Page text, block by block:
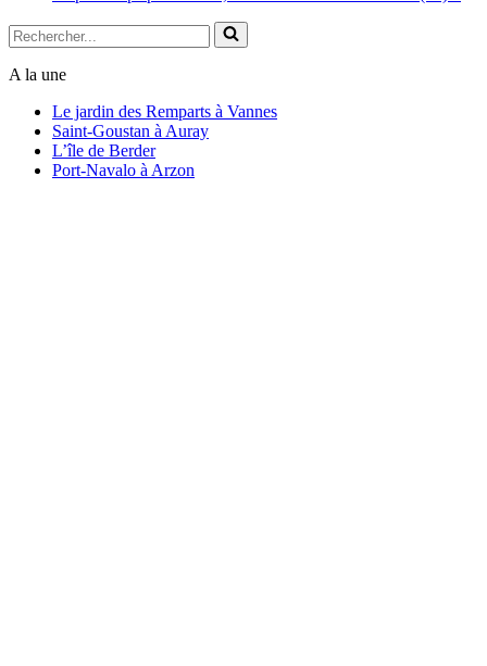
Rechercher...
A la une
Le jardin des Remparts à Vannes
Saint-Goustan à Auray
L’île de Berder
Port-Navalo à Arzon